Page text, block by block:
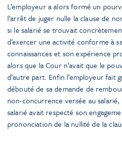
L’employeur a alors formé un
l’arrêt de juger nulle la clause de
si le salarié se trouvait
d’exercer une activité conforme à
connaissances et son expérience
alors que la Cour n’avait que le
d’autre part. Enfin l’employeur fait
débouté de sa demande de
non-concurrence versée au
salarié avait respecté son
prononciation de la nullité de la